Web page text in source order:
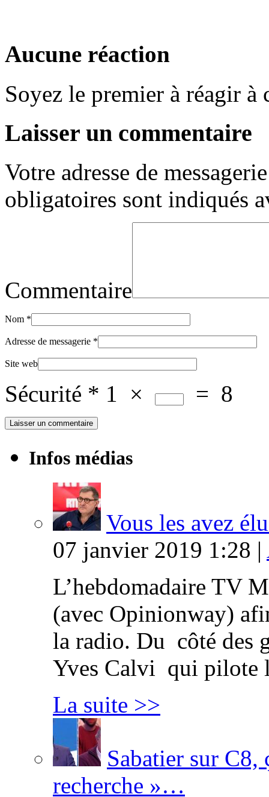
Aucune réaction
Soyez le premier à réagir à
Laisser un commentaire
Votre adresse de
obligatoires sont indiqués
Commentaire
Nom *
Adresse de messagerie *
Site web
Sécurité * 1 × = 8
Infos médias
Vous les avez
07 janvier 2019 1:28 |
L’hebdomadaire TV
(avec Opinionway)
la radio. Du côté des
Yves Calvi qui
La suite >>
Sabatier sur C8,
recherche »…